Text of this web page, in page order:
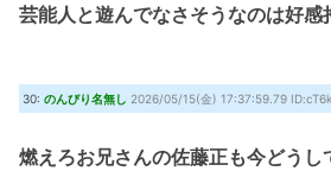
芸能人と遊んでなさそうなのは好感
30: のんびり名無し 2026/05/15(金) 17:37:59.79
燃えろお兄さんの佐藤正も今どうし